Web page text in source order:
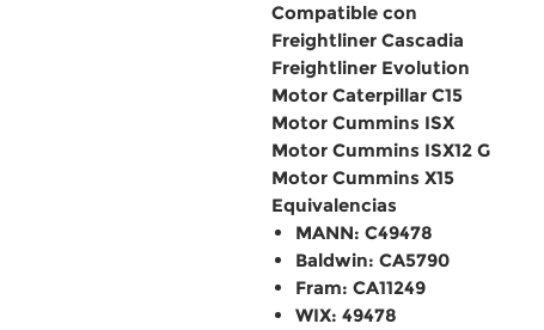
Compatible con
Freightliner Cascadia
Freightliner Evolution
Motor Caterpillar C15
Motor Cummins ISX
Motor Cummins ISX12 G
Motor Cummins X15
Equivalencias
MANN: C49478
Baldwin: CA5790
Fram: CA11249
WIX: 49478